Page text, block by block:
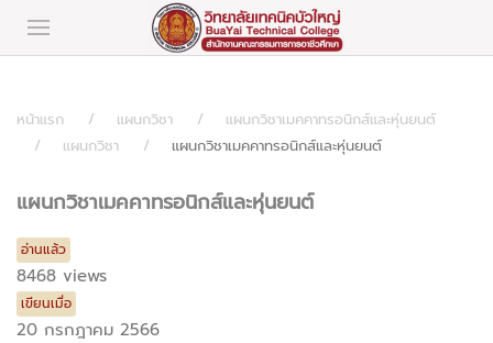
หน้าแรก แผนกวิชา
แผนกวิชาเมคคาทรอนิกส์และหุ่นยนต์
แผนกวิชา
แผนกวิชาเมคคาทรอนิกส์และหุ่นยนต์
แผนกวิชาเมคคาทรอนิกส์และหุ่นยนต์
อ่านแล้ว
8468 views
เขียนเมื่อ
20 กรกฎาคม 2566